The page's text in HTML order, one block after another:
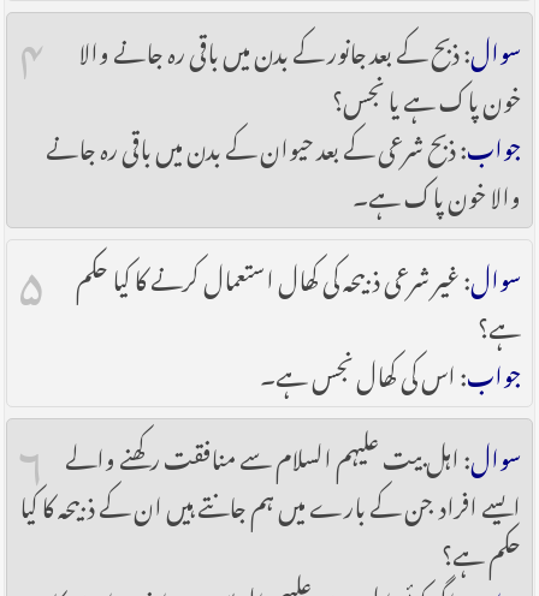
۴ سوال: ذبح کے بعد جانور کے بدن میں باقی رہ جانے والا
خون پاک ہے یا نجس؟
جواب: ذبح شرعی کے بعد حیوان کے بدن میں باقی رہ جانے
والا خون پاک ہے۔
۵ سوال: غیر شرعی ذبیحہ کی کھال استعمال کرنے کا کیا حکم
ہے؟
جواب: اس کی کھال نجس ہے۔
۶ سوال: اہل بیت علیہم السلام سے منافقت رکھنے والے
ایسے افراد جن کے بارے میں ہم جانتے ہیں ان کے ذبیحہ کا کیا
حکم ہے؟